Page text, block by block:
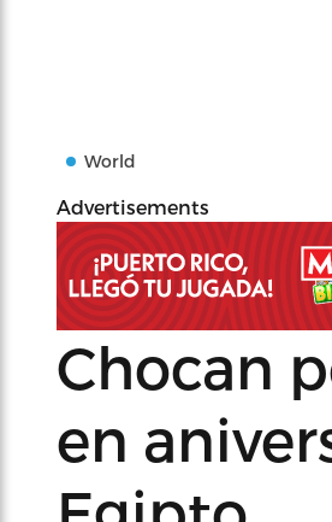
World
Advertisements
Chocan
en